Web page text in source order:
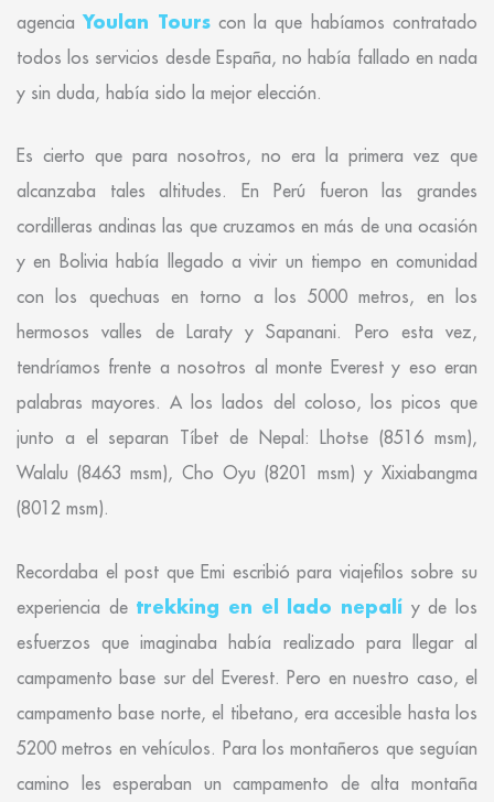
agenciaYoulan Tourscon la que habíamos contratado
todos los servicios desde España, no había fallado en nada
y sin duda, había sido la mejor elección.
Es cierto que para nosotros, no era la primera vez que
alcanzaba tales altitudes. En Perú fueron las grandes
cordilleras andinas las que cruzamos en más de una ocasión
y en Bolivia había llegado a vivir un tiempo en comunidad
con los quechuas en torno a los 5000 metros, en los
hermosos valles de Laraty y Sapanani. Pero esta vez,
tendríamos frente a nosotros al monte Everest y eso eran
palabras mayores. A los lados del coloso, los picos que
junto a el separan Tíbet de Nepal: Lhotse (8516 msm),
Walalu (8463 msm), Cho Oyu (8201 msm) y Xixiabangma
(8012 msm).
Recordaba el post que Emi escribió para viajefilos sobre su
experiencia de trekking en el lado nepalí y de los
esfuerzos que imaginaba había realizado para llegar al
campamento base sur del Everest. Pero en nuestro caso, el
campamento base norte, el tibetano, era accesible hasta los
5200 metros en vehículos. Para los montañeros que seguían
camino les esperaban un campamento de alta montaña